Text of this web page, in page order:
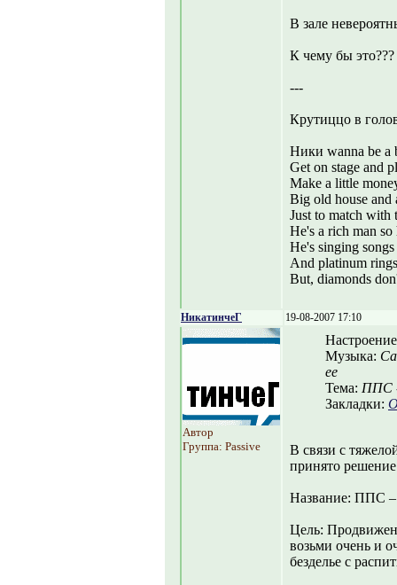
В зале
К чему бы это???
---
Крутиццо в
Ники wanna be a
Get on stage and
Make a little
Big old house and
Just to match with
He's a rich man
He's singing
And platinum
But, diamonds
НикатинчеГ 19-08-2007 17:10
Автор
Группа: Passive
Музыка:
ее
Тема: ППС -
Закладки:
В связи с
принято
Название: ППС
Цель:
возьми очень и
безделье с